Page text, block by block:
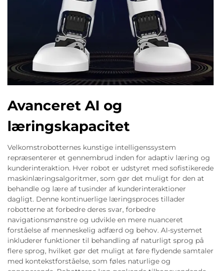
Avanceret AI og
læringskapacitet
Velkomstrobotternes kunstige intelligenssystem
repræsenterer et gennembrud inden for adaptiv læring og
kunderinteraktion. Hver robot er udstyret med sofistikerede
maskinlæringsalgoritmer, som gør det muligt for den at
behandle og lære af tusinder af kunderinteraktioner
dagligt. Denne kontinuerlige læringsproces tillader
robotterne at forbedre deres svar, forbedre
navigationsmønstre og udvikle en mere nuanceret
forståelse af menneskelig adfærd og behov. AI-systemet
inkluderer funktioner til behandling af naturligt sprog på
flere sprog, hvilket gør det muligt at føre flydende samtaler
med kontekstforståelse, som føles naturlige og